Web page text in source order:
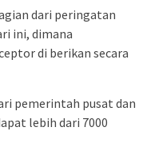
dari peringatan
ini, dimana
di berikan secara
pemerintah pusat dan
lebih dari 7000